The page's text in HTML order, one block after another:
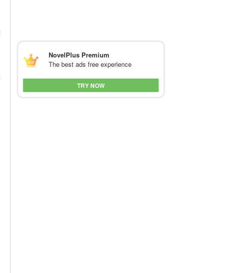
NovelPlus Premium
The best ads free experience
TRY NOW